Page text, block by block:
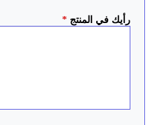
رأيك في المنتج *